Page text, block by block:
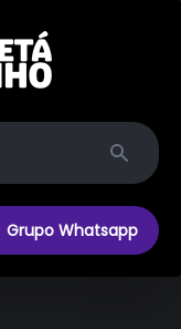
Search
Grupo Whatsapp